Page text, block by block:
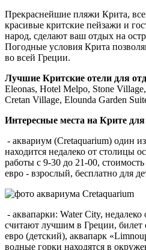
Прекраснейшие пляжи Крита,
красивые критские пейзажи и
народ, сделают ваш отдых на
Погодные условия Крита
во всей Греции.
Лучшие Критские отели для
Eleonas, Hotel Melpo, Stone
Cretan Village, Elounda Garden
Интересные места на Крите
- аквариум (Cretaquarium) один
находится недалеко от столицы
работы с 9-30 до 21-00,
евро - взрослый, бесплатно для
- аквапарки: Water City, недалеко
считают лучшим в Греции, билет
евро (детский), аквапарк «
водные горки находятся в